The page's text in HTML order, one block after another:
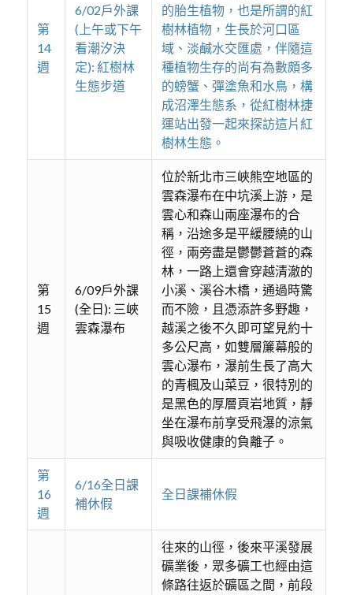
第
14
週
6/02戶外課
(上午或下午
看潮汐決
定): 紅樹林
生態步道
的胎生植物，也是所謂的紅
樹林植物，生長於河口區
域、淡鹹水交匯處，伴隨這
種植物生存的尚有為數頗多
的螃蟹、彈塗魚和水鳥，構
成沼澤生態系，從紅樹林捷
運站出發一起來探訪這片紅
樹林生態。
第
15
週
6/09戶外課
(全日): 三峽
雲森瀑布
位於新北市三峽熊空地區的
雲森瀑布在中坑溪上游，是
雲心和森山兩座瀑布的合
稱，沿途多是平緩腰繞的山
徑，兩旁盡是鬱鬱蒼蒼的森
林，一路上還會穿越清澈的
小溪、溪谷木橋，通過時驚
而不險，且憑添許多野趣，
越溪之後不久即可望見約十
多公尺高，如雙層簾幕般的
雲心瀑布，瀑前生長了高大
的青楓及山菜豆，很特別的
是黑色的厚層頁岩地質，靜
坐在瀑布前享受飛瀑的涼氣
與吸收健康的負離子。
第
16
週
6/16全日課
補休假
全日課補休假
往來的山徑，後來平溪發展
礦業後，眾多礦工也經由這
條路往返於礦區之間，前段